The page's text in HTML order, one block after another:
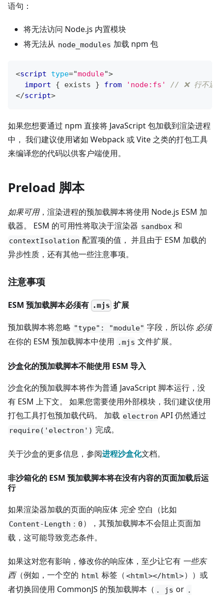
语句：
将无法访问 Node.js 内置模块
将无法从 node_modules 加载 npm 包
<script type="module">
import
{ exists } from 'node:fs'
// ❌ 行不通
</script>
如果您想要通过 npm 直接将 JavaScript 包加载到渲染进程
中， 我们建议使用诸如 Webpack 或 Vite 之类的打包工具
来编译您的代码以供客户端使用。
Preload 脚本
如果可用，渲染进程的预加载脚本将使用 Node.js ESM 加
载器。 ESM 的可用性将取决于渲染器 sandbox 和
contextIsolation 配置项的值， 并且由于 ESM 加载的
异步性质，还有其他一些注意事项。
注意事项
ESM 预加载脚本必须有 .mjs 扩展
预加载脚本将忽略 "type": "module" 字段，所以你 必须
在你的 ESM 预加载脚本中使用 .mjs 文件扩展。
沙盒化的预加载脚本不能使用 ESM 导入
沙盒化的预加载脚本将作为普通 JavaScript 脚本运行，没
有 ESM 上下文。 如果您需要使用外部模块，我们建议使用
打包工具打包预加载代码。 加载 electron API 仍然通过
require('electron') 完成。
关于沙盒的更多信息，参阅进程沙盒化文档。
非沙箱化的 ESM 预加载脚本将在没有内容的页面加载后运
行
如果渲染器加载的页面的响应体 完全空白（比如
Content-Length：0 ），其预加载脚本不会阻止页面加
载，这可能导致竞态条件。
如果这对您有影响，修改你的响应体，至少让它有 一些东
西（例如，一个空的 html 标签（ <html></html>））或
者切换回使用 CommonJS 的预加载脚本（ . js or .